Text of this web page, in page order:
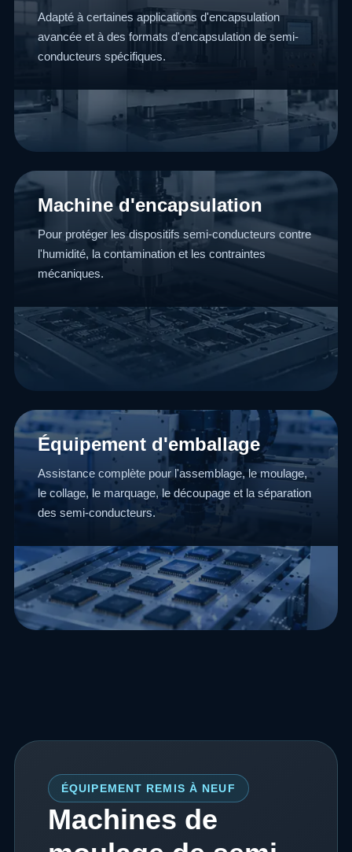
Adapté à certaines applications d'encapsulation
avancée et à des formats d'encapsulation de semi-
conducteurs spécifiques.
Machine d'encapsulation
Pour protéger les dispositifs semi-conducteurs contre
l'humidité, la contamination et les contraintes
mécaniques.
Équipement d'emballage
Assistance complète pour l'assemblage, le moulage,
le collage, le marquage, le découpage et la séparation
des semi-conducteurs.
ÉQUIPEMENT REMIS À NEUF
Machines de